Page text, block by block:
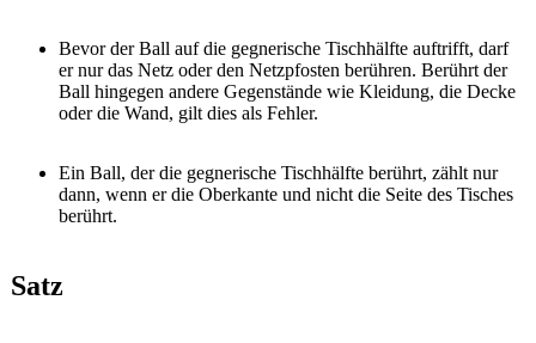
Bevor der Ball auf die gegnerische Tischhälfte auftrifft, darf
er nur das Netz oder den Netzpfosten berühren. Berührt der
Ball hingegen andere Gegenstände wie Kleidung, die Decke
oder die Wand, gilt dies als Fehler.
Ein Ball, der die gegnerische Tischhälfte berührt, zählt nur
dann, wenn er die Oberkante und nicht die Seite des Tisches
berührt.
Satz